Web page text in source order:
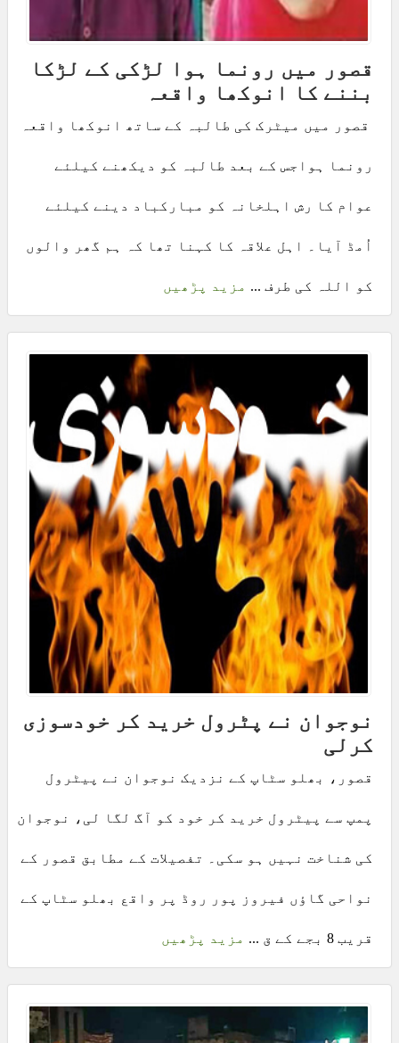
قصور میں رونما ہوا لڑکی کے لڑکا
بننے کا انوکھا واقعہ
قصور میں میٹرک کی طالبہ کے ساتھ انوکھا واقعہ
رونما ہواجس کے بعد طالبہ کو دیکھنے کیلئے
عوام کا رش اہلخانہ کو مبارکباد دینے کیلئے
اُمڈ آیا۔ اہل علاقہ کا کہنا تھا کہ ہم گھر والوں
کو اللہ کی طرف ... مزید پڑھیں
نوجوان نے پٹرول خرید کر خودسوزی
کرلی
قصور، بھلو سٹاپ کے نزدیک نوجوان نے پیٹرول
پمپ سے پیٹرول خرید کر خود کو آگ لگا لی، نوجوان
کی شناخت نہیں ہو سکی۔ تفصیلات کے مطابق قصور کے
نواحی گاؤں فیروز پور روڈ پر واقع بھلو سٹاپ کے
قریب 8 بجے کے ق ... مزید پڑھیں